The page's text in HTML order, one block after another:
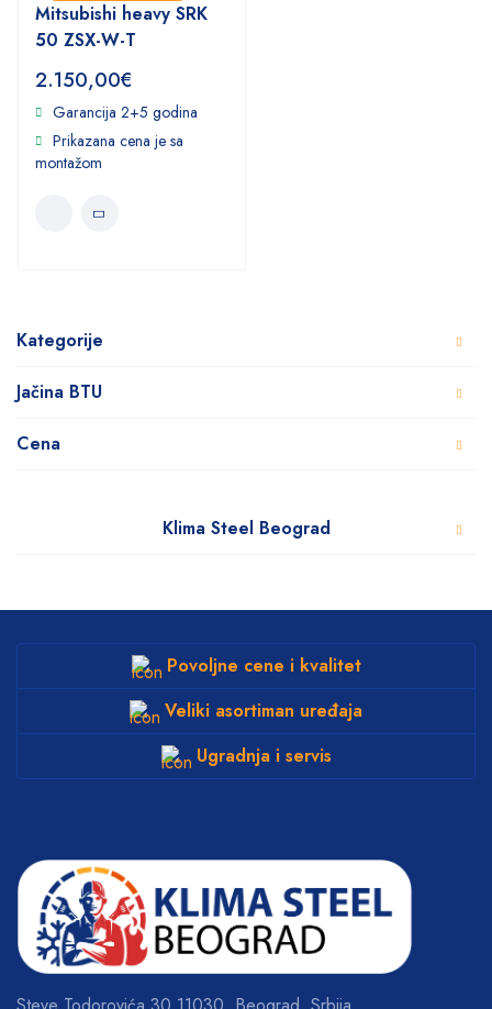
Kategorije
Jačina BTU
Cena
Klima Steel Beograd
Mitsubishi heavy SRK
50 ZSX-W-T
2.150,00€
Garancija 2+5 godina
Prikazana cena je sa
montažom
Povoljne cene i kvalitet
Veliki asortiman uređaja
Ugradnja i servis